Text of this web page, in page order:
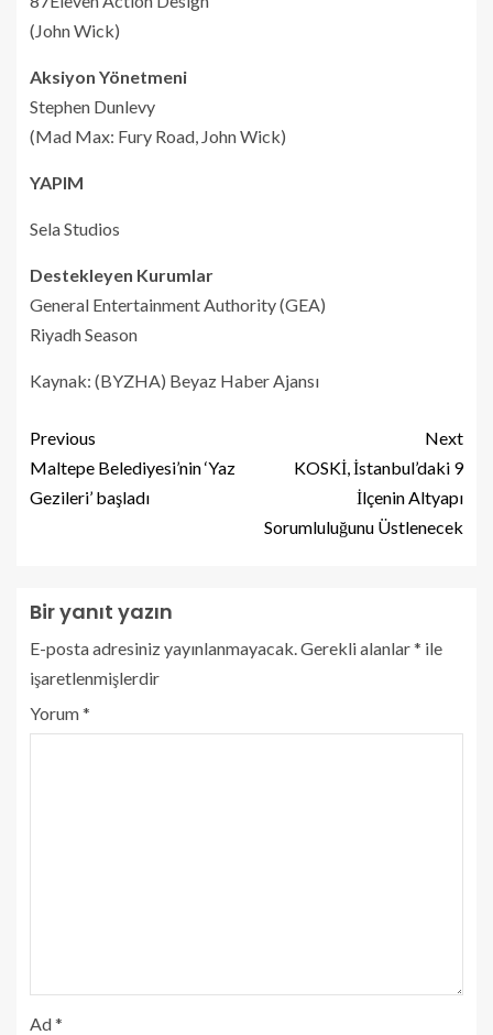
(John Wick)
Aksiyon Yönetmeni
Stephen Dunlevy
(Mad Max: Fury Road, John Wick)
YAPIM
Sela Studios
Destekleyen Kurumlar
General Entertainment Authority (GEA)
Riyadh Season
Kaynak: (BYZHA) Beyaz Haber Ajansı
Previous
Maltepe Belediyesi’nin ‘Yaz
Gezileri’ başladı
Next
KOSKİ, İstanbul’daki 9
İlçenin Altyapı
Sorumluluğunu Üstlenecek
Bir yanıt yazın
E-posta adresiniz yayınlanmayacak. Gerekli alanlar* ile
işaretlenmişlerdir
Yorum*
Ad*